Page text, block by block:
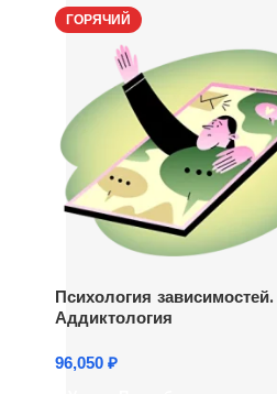
ГОРЯЧИЙ
Психология зависимостей.
Аддиктология
96,050 ₽